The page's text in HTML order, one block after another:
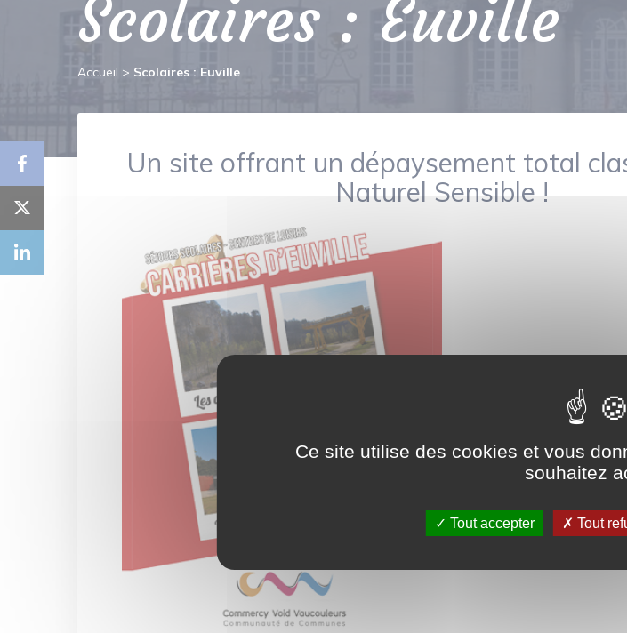
Scolaires : Euville
Accueil > Scolaires : Euville
Un site offrant un dépaysement total
Naturel Sensible !
Consulter la brochure
Ce site utilise des cookies et vous
souhaitez
Tout accepter Tout